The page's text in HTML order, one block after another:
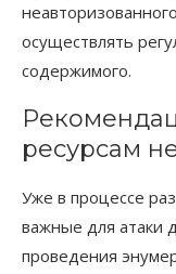
осуществлять
содержимого.
ресурсам
Уже в процессе
важные для атаки
проведения